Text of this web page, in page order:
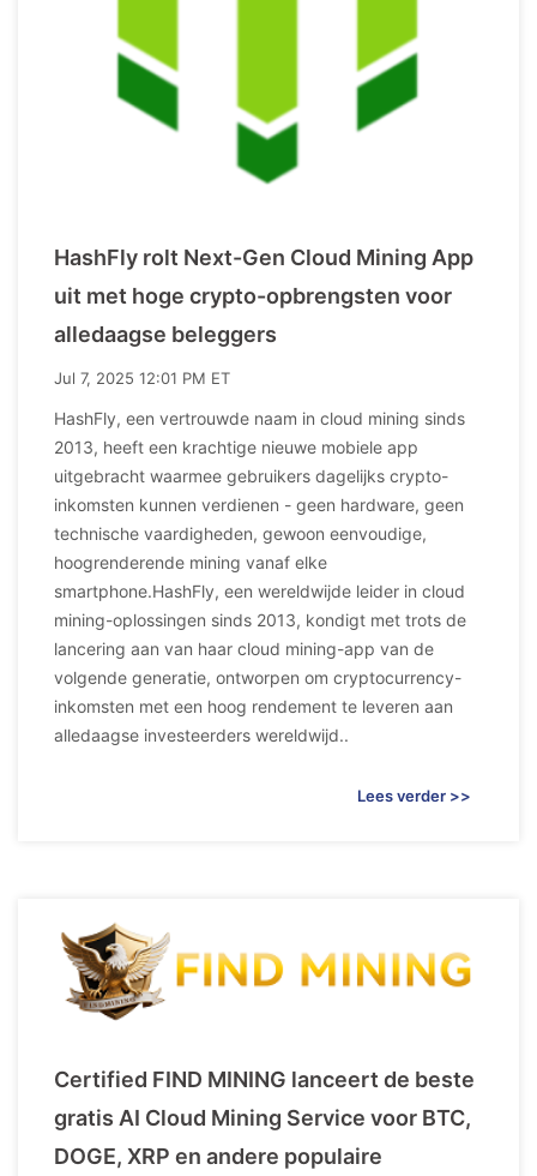
HashFly rolt Next-Gen Cloud Mining App
uit met hoge crypto-opbrengsten voor
alledaagse beleggers
Jul 7, 2025 12:01 PM ET
HashFly, een vertrouwde naam in cloud mining sinds
2013, heeft een krachtige nieuwe mobiele app
uitgebracht waarmee gebruikers dagelijks crypto-
inkomsten kunnen verdienen - geen hardware, geen
technische vaardigheden, gewoon eenvoudige,
hoogrenderende mining vanaf elke
smartphone.HashFly, een wereldwijde leider in cloud
mining-oplossingen sinds 2013, kondigt met trots de
lancering aan van haar cloud mining-app van de
volgende generatie, ontworpen om cryptocurrency-
inkomsten met een hoog rendement te leveren aan
alledaagse investeerders wereldwijd..
Lees verder >>
Certified FIND MINING lanceert de beste
gratis AI Cloud Mining Service voor BTC,
DOGE, XRP en andere populaire